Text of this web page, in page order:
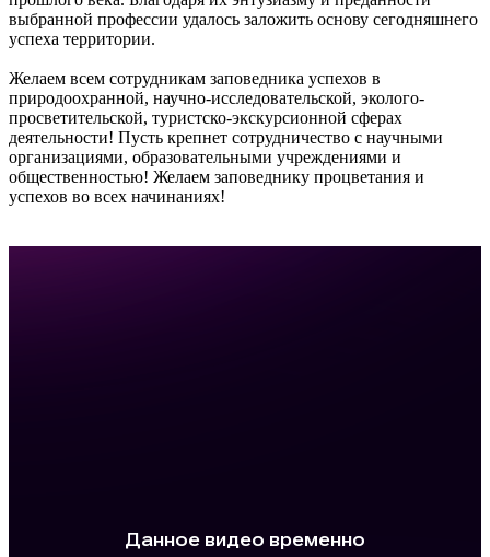
выбранной профессии удалось заложить основу сегодняшнего
успеха территории.
Желаем всем сотрудникам заповедника успехов в
природоохранной, научно-исследовательской, эколого-
просветительской, туристско-экскурсионной сферах
деятельности! Пусть крепнет сотрудничество с научными
организациями, образовательными учреждениями и
общественностью! Желаем заповеднику процветания и
успехов во всех начинаниях!